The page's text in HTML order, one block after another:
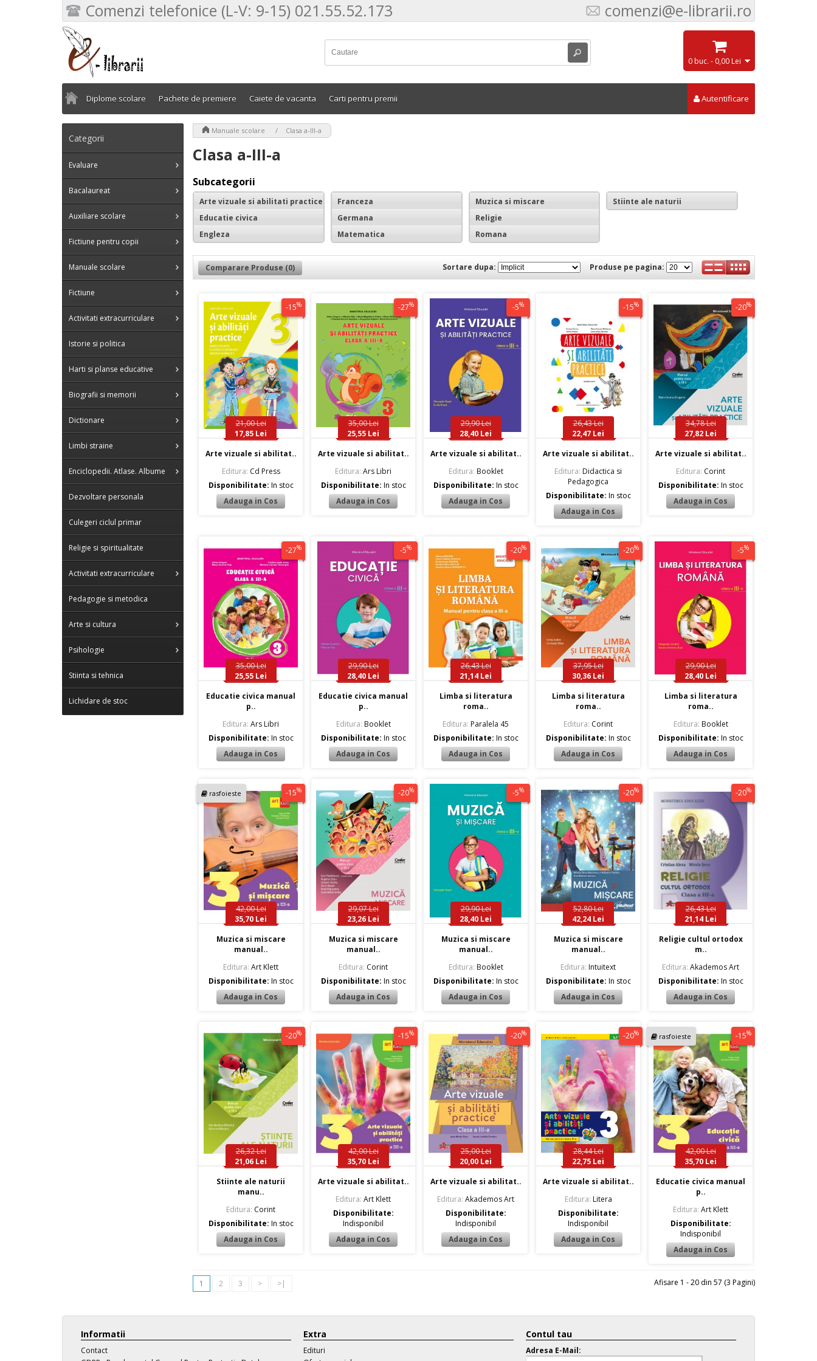
Comenzi telefonice (L-V: 9-15) 021.55.52.173 comenzi@e-librarii.ro
0 buc. - 0,00 Lei
Diplome scolare Pachete de premiere Caiete de vacanta Carti pentru premii Autentificare
Categorii
Evaluare
Bacalaureat
Auxiliare scolare
Fictiune pentru copii
Manuale scolare
Fictiune
Activitati extracurriculare
Istorie si politica
Harti si planse educative
Biografii si memorii
Dictionare
Limbi straine
Enciclopedii. Atlase. Albume
Dezvoltare personala
Culegeri ciclul primar
Religie si spiritualitate
Activitati extracurriculare
Pedagogie si metodica
Arte si cultura
Psihologie
Stiinta si tehnica
Lichidare de stoc
Manuale scolare Clasa a-III-a
Clasa a-III-a
Subcategorii
Arte vizuale si abilitati practice
Educatie civica
Engleza
Franceza
Germana
Matematica
Muzica si miscare
Religie
Romana
Stiinte ale naturii
Comparare Produse (0) Produse pe pagina:
Sortare dupa:
-15%
21,00 Lei
17,85 Lei
Arte vizuale si abilitat..
Editura: Cd Press
Disponibilitate: In stoc
-27%
35,00 Lei
25,55 Lei
Arte vizuale si abilitat..
Editura: Ars Libri
Disponibilitate: In stoc
-5%
29,90 Lei
28,40 Lei
Arte vizuale si abilitat..
Editura: Booklet
Disponibilitate: In stoc
-15%
26,43 Lei
22,47 Lei
Arte vizuale si abilitat..
Editura: Didactica si
Pedagogica
Disponibilitate: In stoc
-20%
34,78 Lei
27,82 Lei
Arte vizuale si abilitat..
Editura: Corint
Disponibilitate: In stoc
-27%
35,00 Lei
25,55 Lei
Educatie civica manual
p..
Editura: Ars Libri
Disponibilitate: In stoc
-5%
29,90 Lei
28,40 Lei
Educatie civica manual
p..
Editura: Booklet
Disponibilitate: In stoc
-20%
26,43 Lei
21,14 Lei
Limba si literatura
roma..
Editura: Paralela 45
Disponibilitate: In stoc
-20%
37,95 Lei
30,36 Lei
Limba si literatura
roma..
Editura: Corint
Disponibilitate: In stoc
-5%
29,90 Lei
28,40 Lei
Limba si literatura
roma..
Editura: Booklet
Disponibilitate: In stoc
rasfoieste -15%
42,00 Lei
35,70 Lei
Muzica si miscare
manual..
Editura: Art Klett
Disponibilitate: In stoc
-20%
29,07 Lei
23,26 Lei
Muzica si miscare
manual..
Editura: Corint
Disponibilitate: In stoc
-5%
29,90 Lei
28,40 Lei
Muzica si miscare
manual..
Editura: Booklet
Disponibilitate: In stoc
-20%
52,80 Lei
42,24 Lei
Muzica si miscare
manual..
Editura: Intuitext
Disponibilitate: In stoc
-20%
26,43 Lei
21,14 Lei
Religie cultul ortodox
m..
Editura: Akademos Art
Disponibilitate: In stoc
-20%
26,32 Lei
21,06 Lei
Stiinte ale naturii
manu..
Editura: Corint
Disponibilitate: In stoc
-15%
42,00 Lei
35,70 Lei
Arte vizuale si abilitat..
Editura: Art Klett
Disponibilitate:
Indisponibil
-20%
25,00 Lei
20,00 Lei
Arte vizuale si abilitat..
Editura: Akademos Art
Disponibilitate:
Indisponibil
-20%
28,44 Lei
22,75 Lei
Arte vizuale si abilitat..
Editura: Litera
Disponibilitate:
Indisponibil
rasfoieste -15%
42,00 Lei
35,70 Lei
Educatie civica manual
p..
Editura: Art Klett
Disponibilitate:
Indisponibil
1 2 3 > >| Afisare 1 - 20 din 57 (3 Pagini)
Informatii
Contact
Extra
Edituri
Contul tau
Adresa E-Mail: